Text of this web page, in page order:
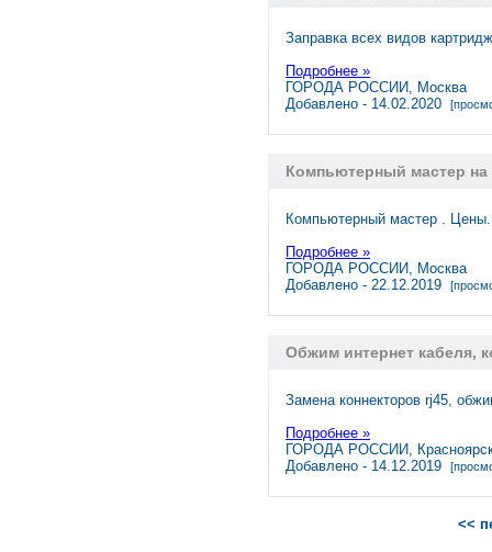
Заправка всех видов
Подробнее »
ГОРОДА РОССИИ, Москва
Добавлено - 14.02.2020
Компьютерный мастер
Компьютерный мастер .
Подробнее »
ГОРОДА РОССИИ, Москва
Добавлено - 22.12.2019
Обжим интернет кабеля,
Замена коннекторов rj45,
Подробнее »
ГОРОДА РОССИИ,
Добавлено - 14.12.2019
<<